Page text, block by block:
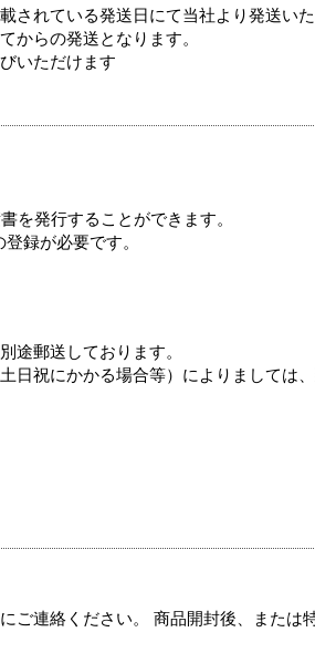
されている発送日にて当社より発送いた
からの発送となります。
いただけます
を発行することができます。
録が必要です。
途郵送しております。
日祝にかかる場合等）によりましては
ご連絡ください。 商品開封後、または